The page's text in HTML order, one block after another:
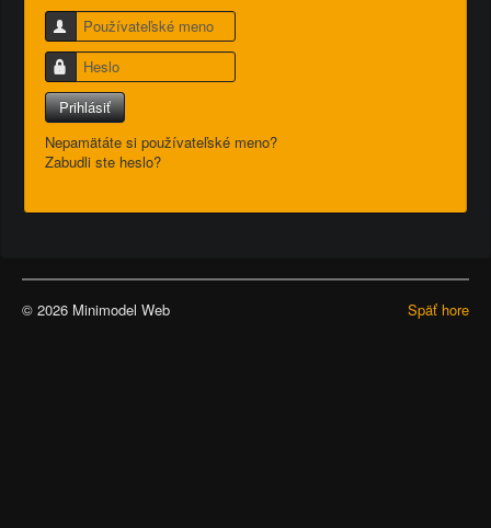
Používateľské meno
Heslo
Prihlásiť
Nepamätáte si používateľské meno?
Zabudli ste heslo?
Späť hore
© 2026 Minimodel Web